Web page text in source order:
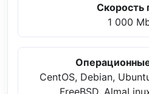
Скорость
1 000
CentOS, Debian,
FreeBSD,